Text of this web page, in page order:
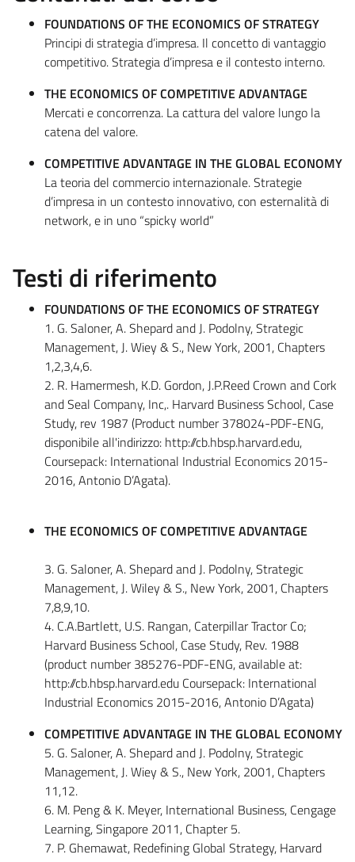
FOUNDATIONS OF THE ECONOMICS OF STRATEGY
Principi di strategia d’impresa. Il concetto di vantaggio
competitivo. Strategia d’impresa e il contesto interno.
THE ECONOMICS OF COMPETITIVE ADVANTAGE
Mercati e concorrenza. La cattura del valore lungo la
catena del valore.
COMPETITIVE ADVANTAGE IN THE GLOBAL ECONOMY
La teoria del commercio internazionale. Strategie
d’impresa in un contesto innovativo, con esternalità di
network, e in uno “spicky world”
Testi di riferimento
FOUNDATIONS OF THE ECONOMICS OF STRATEGY
1. G. Saloner, A. Shepard and J. Podolny, Strategic
Management, J. Wiey & S., New York, 2001, Chapters
1,2,3,4,6.
2. R. Hamermesh, K.D. Gordon, J.P.Reed Crown and Cork
and Seal Company, Inc,. Harvard Business School, Case
Study, rev 1987 (Product number 378024-PDF-ENG,
disponibile all'indirizzo: http://cb.hbsp.harvard.edu,
Coursepack: International Industrial Economics 2015-
2016, Antonio D’Agata).
THE ECONOMICS OF COMPETITIVE ADVANTAGE
3. G. Saloner, A. Shepard and J. Podolny, Strategic
Management, J. Wiley & S., New York, 2001, Chapters
7,8,9,10.
4. C.A.Bartlett, U.S. Rangan, Caterpillar Tractor Co;
Harvard Business School, Case Study, Rev. 1988
(product number 385276-PDF-ENG, available at:
http://cb.hbsp.harvard.edu Coursepack: International
Industrial Economics 2015-2016, Antonio D’Agata)
COMPETITIVE ADVANTAGE IN THE GLOBAL ECONOMY
5. G. Saloner, A. Shepard and J. Podolny, Strategic
Management, J. Wiey & S., New York, 2001, Chapters
11,12.
6. M. Peng & K. Meyer, International Business, Cengage
Learning, Singapore 2011, Chapter 5.
7. P. Ghemawat, Redefining Global Strategy, Harvard